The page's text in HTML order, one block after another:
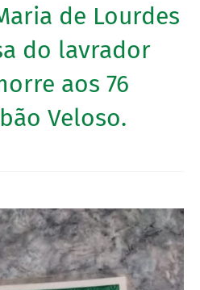
de Lourdes
do lavrador
aos 76
Veloso.